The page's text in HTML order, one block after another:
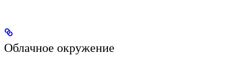
Облачное окружение